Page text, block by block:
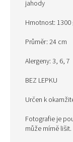
jahody
Hmotnost: 1300
Průměr: 24 cm
Alergeny: 3, 6, 7
BEZ LEPKU
Určen k
Fotografie je
může mírně lišit.